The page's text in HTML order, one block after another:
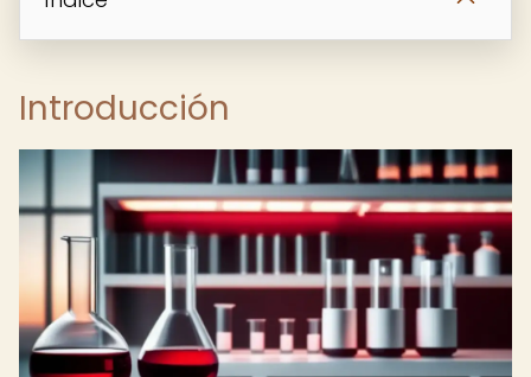
Introducción